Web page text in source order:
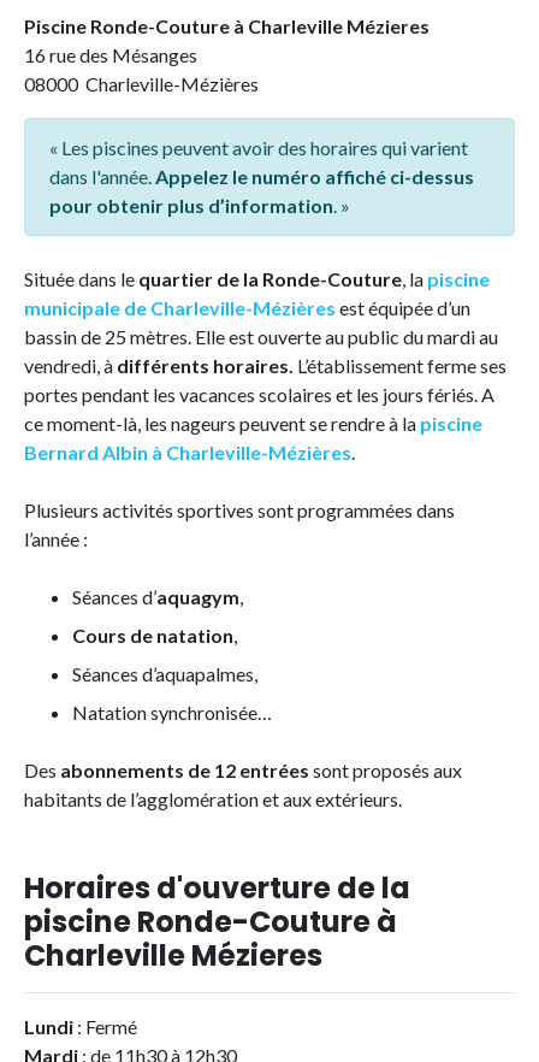
Piscine Ronde-Couture à Charleville Mézieres
16 rue des Mésanges
08000 Charleville-Mézières
« Les piscines peuvent avoir des horaires qui varient
dans l'année.Appelez le numéro affiché ci-dessus
pour obtenir plus d’information. »
Située dans le quartier de la Ronde-Couture, la piscine
municipale de Charleville-Mézières est équipée d’un
bassin de 25 mètres. Elle est ouverte au public du mardi au
vendredi, à différents horaires. L’établissement ferme ses
portes pendant les vacances scolaires et les jours fériés. A
ce moment-là, les nageurs peuvent se rendre à la piscine
Bernard Albin à Charleville-Mézières.
Plusieurs activités sportives sont programmées dans
l’année :
Séances d’aquagym,
Cours de natation,
Séances d’aquapalmes,
Natation synchronisée…
Des abonnements de 12 entrées sont proposés aux
habitants de l’agglomération et aux extérieurs.
Horaires d'ouverture de la
piscine Ronde-Couture à
Charleville Mézieres
Lundi : Fermé
Mardi : de 11h30 à 12h30